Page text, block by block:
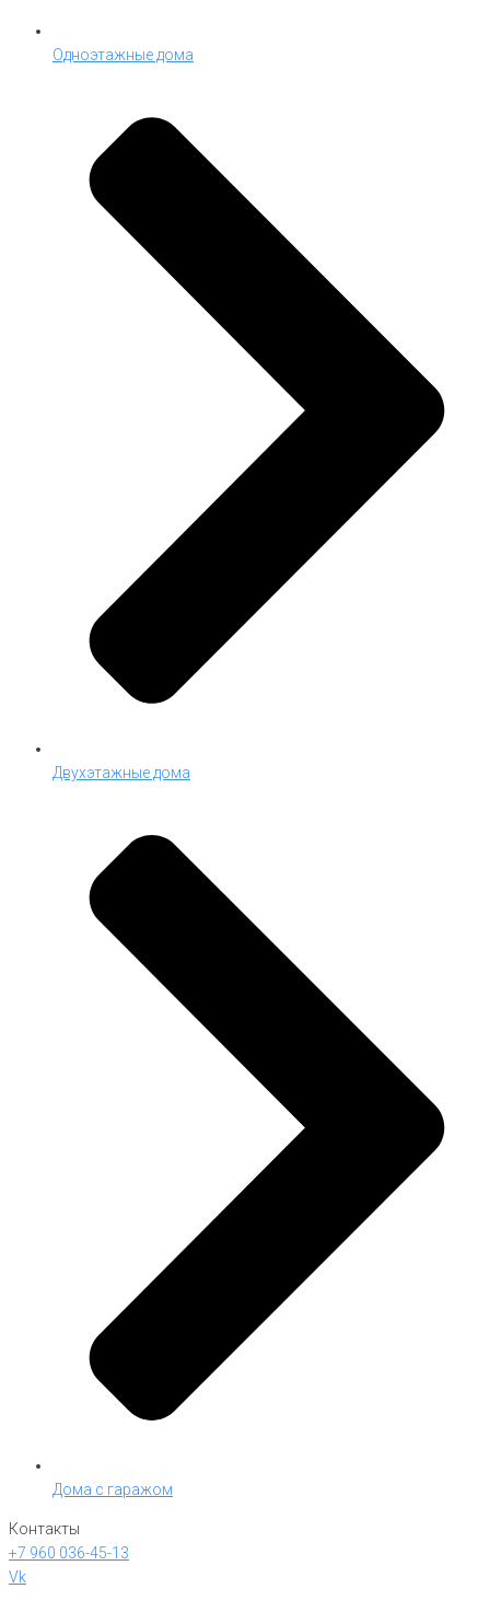
Одноэтажные дома
Двухэтажные дома
Дома с гаражом
Контакты
+7 960 036-45-13
Vk